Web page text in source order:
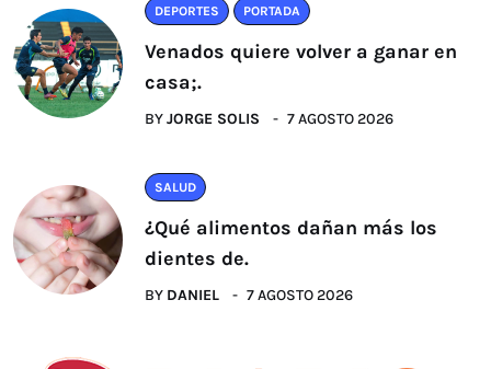
DEPORTES PORTADA
Venados quiere volver a ganar en
casa;.
BYJORGE SOLIS 7 AGOSTO 2026
SALUD
¿Qué alimentos dañan más los
dientes de.
BY DANIEL 7 AGOSTO 2026